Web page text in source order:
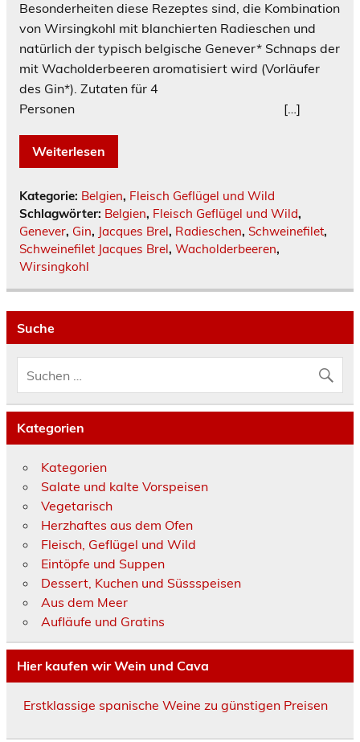
Besonderheiten diese Rezeptes sind, die Kombination
von Wirsingkohl mit blanchierten Radieschen und
natürlich der typisch belgische Genever* Schnaps der
mit Wacholderbeeren aromatisiert wird (Vorläufer
des Gin*). Zutaten für 4
Personen […]
Weiterlesen
Kategorie: Belgien, Fleisch Geflügel und Wild
Schlagwörter: Belgien, Fleisch Geflügel und Wild,
Genever, Gin, Jacques Brel, Radieschen, Schweinefilet,
Schweinefilet Jacques Brel, Wacholderbeeren,
Wirsingkohl
Suche
Kategorien
Kategorien
Salate und kalte Vorspeisen
Vegetarisch
Herzhaftes aus dem Ofen
Fleisch, Geflügel und Wild
Eintöpfe und Suppen
Dessert, Kuchen und Süssspeisen
Aus dem Meer
Aufläufe und Gratins
Hier kaufen wir Wein und Cava
Erstklassige spanische Weine zu günstigen Preisen